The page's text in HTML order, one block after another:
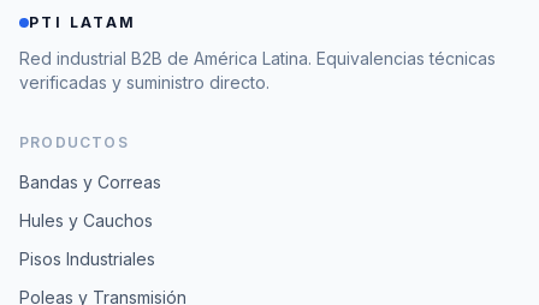
PTI LATAM
Red industrial B2B de América Latina. Equivalencias técnicas
verificadas y suministro directo.
PRODUCTOS
Bandas y Correas
Hules y Cauchos
Pisos Industriales
Poleas y Transmisión